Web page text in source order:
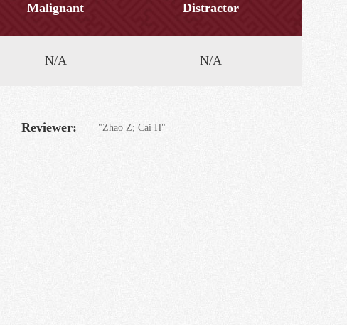
Malignant Distractor
N/A N/A
Reviewer: "Zhao Z; Cai H"